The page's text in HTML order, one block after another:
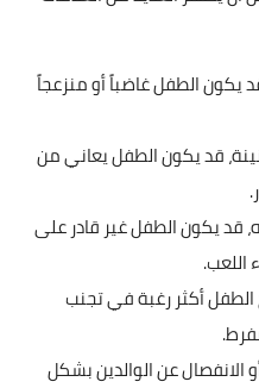
يكون الطفل غاضباً أو منزعجاً
قد يكون الطفل يعاني من
قد يكون الطفل غير قادر على
اللعب.
أكثر رغبة في تجنب
الانفصال عن الوالدين بشكل